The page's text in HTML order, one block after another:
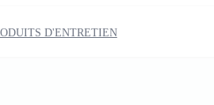
D'ENTRETIEN